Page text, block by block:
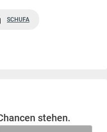
SCHUFA
stehen.